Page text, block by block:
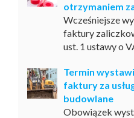
otrzymaniem
Wcześniejsze
faktury
ust. 1 ustawy o
Termin
faktury za
budowlane
Obowiązek